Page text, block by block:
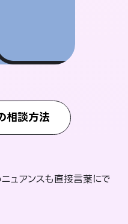
相談方法
ュアンスも直接言葉にで